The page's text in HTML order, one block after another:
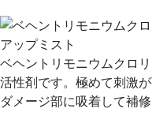
ベヘントリモニウムクロ
活性剤です。極めて刺激
ダメージ部に吸着して補修